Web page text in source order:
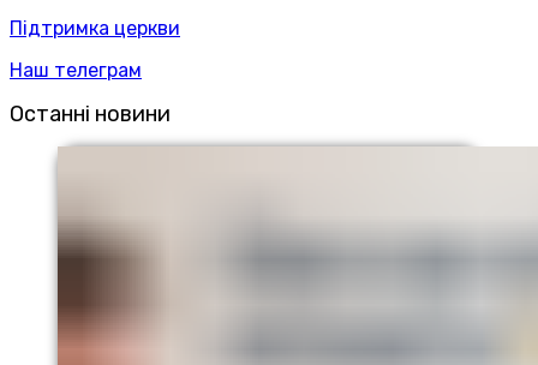
Підтримка церкви
Наш телеграм
Останні новини